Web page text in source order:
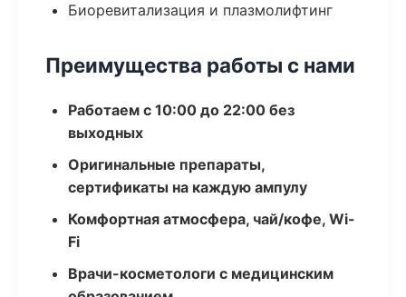
Биоревитализация и плазмолифтинг
Преимущества работы с нами
Работаем с 10:00 до 22:00 без
выходных
Оригинальные препараты,
сертификаты на каждую ампулу
Комфортная атмосфера, чай/кофе, Wi-
Fi
Врачи-косметологи с медицинским